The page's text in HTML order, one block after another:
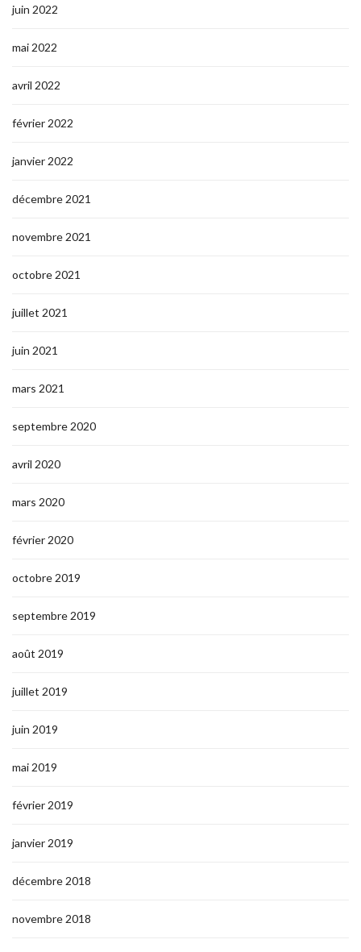
juin 2022
mai 2022
avril 2022
février 2022
janvier 2022
décembre 2021
novembre 2021
octobre 2021
juillet 2021
juin 2021
mars 2021
septembre 2020
avril 2020
mars 2020
février 2020
octobre 2019
septembre 2019
août 2019
juillet 2019
juin 2019
mai 2019
février 2019
janvier 2019
décembre 2018
novembre 2018